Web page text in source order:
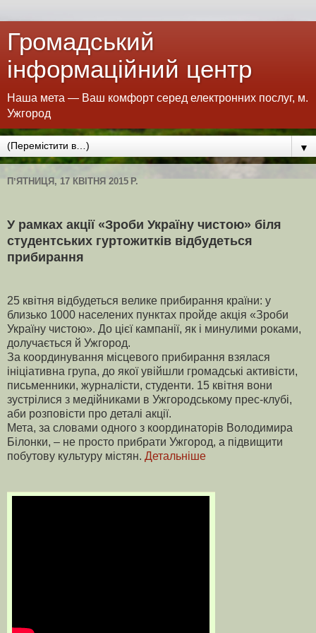
Громадський
інформаційний центр
Наша мета — Ваш комфорт серед електронних послуг, м.
Ужгород
▼
ПʼЯТНИЦЯ, 17 КВІТНЯ 2015 Р.
У рамках акції «Зроби Україну чистою» біля
студентських гуртожитків відбудеться
прибирання
25 квітня відбудеться велике прибирання країни: у
близько 1000 населених пунктах пройде акція «Зроби
Україну чистою». До цієї кампанії, як і минулими роками,
долучається й Ужгород.
За координування місцевого прибирання взялася
ініціативна група, до якої увійшли громадські активісти,
письменники, журналісти, студенти. 15 квітня вони
зустрілися з медійниками в Ужгородському прес-клубі,
аби розповісти про деталі акції.
Мета, за словами одного з координаторів Володимира
Білонки, – не просто прибрати Ужгород, а підвищити
побутову культуру містян. Детальніше